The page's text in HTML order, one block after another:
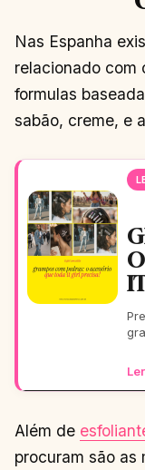
Nas Espanha
relacionado com
formulas
sabão, creme, e
Além de
procuram são as